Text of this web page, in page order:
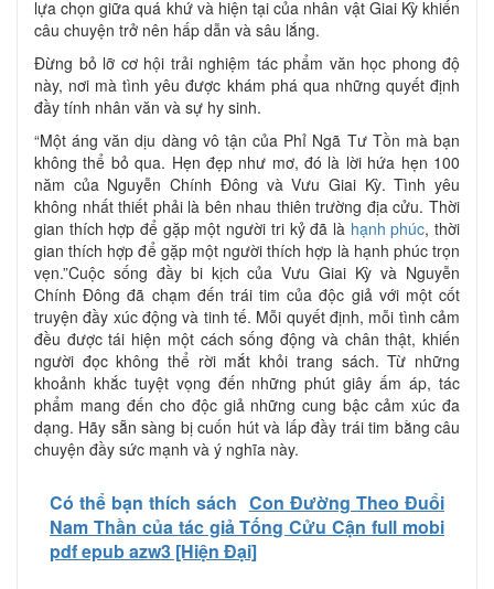
lựa chọn giữa quá khứ và hiện tại của nhân vật Giai Kỳ khiến
câu chuyện trở nên hấp dẫn và sâu lắng.
Đừng bỏ lỡ cơ hội trải nghiệm tác phẩm văn học phong độ
này, nơi mà tình yêu được khám phá qua những quyết định
đầy tính nhân văn và sự hy sinh.
“Một áng văn dịu dàng vô tận của Phỉ Ngã Tư Tồn mà bạn
không thể bỏ qua. Hẹn đẹp như mơ, đó là lời hứa hẹn 100
năm của Nguyễn Chính Đông và Vưu Giai Kỳ. Tình yêu
không nhất thiết phải là bên nhau thiên trường địa cửu. Thời
gian thích hợp để gặp một người tri kỷ đã là hạnh phúc, thời
gian thích hợp để gặp một người thích hợp là hạnh phúc trọn
vẹn.”Cuộc sống đầy bi kịch của Vưu Giai Kỳ và Nguyễn
Chính Đông đã chạm đến trái tim của độc giả với một cốt
truyện đầy xúc động và tinh tế. Mỗi quyết định, mỗi tình cảm
đều được tái hiện một cách sống động và chân thật, khiến
người đọc không thể rời mắt khỏi trang sách. Từ những
khoảnh khắc tuyệt vọng đến những phút giây ấm áp, tác
phẩm mang đến cho độc giả những cung bậc cảm xúc đa
dạng. Hãy sẵn sàng bị cuốn hút và lấp đầy trái tim bằng câu
chuyện đầy sức mạnh và ý nghĩa này.
Có thể bạn thích sách Con Đường Theo Đuổi
Nam Thần của tác giả Tống Cửu Cận full mobi
pdf epub azw3 [Hiện Đại]